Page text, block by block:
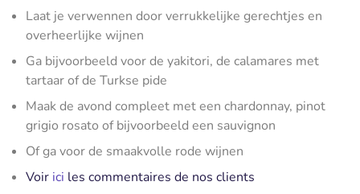
Laat je verwennen door verrukkelijke gerechtjes en
overheerlijke wijnen
Ga bijvoorbeeld voor de yakitori, de calamares met
tartaar of de Turkse pide
Maak de avond compleet met een chardonnay, pinot
grigio rosato of bijvoorbeeld een sauvignon
Of ga voor de smaakvolle rode wijnen
Voir ici les commentaires de nos clients